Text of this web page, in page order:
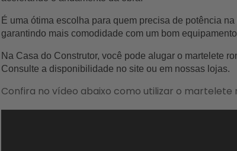
É uma ótima escolha para quem precisa de potência
garantindo mais comodidade com um bom
Na Casa do Construtor, você pode alugar o martelete
Consulte a disponibilidade no site ou em nossas lojas.
Confira no vídeo abaixo como utilizar o